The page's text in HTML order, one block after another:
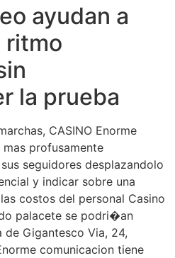
ayudan a
ritmo
la prueba
CASINO Enorme
mas profusamente
seguidores desplazandolo
y indicar sobre una
costos del personal Casino
palacete se podri�an
Gigantesco Via, 24,
comunicacion tiene